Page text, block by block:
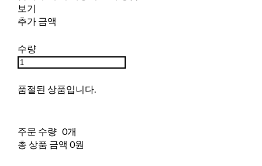
보기
추가 금액
수량
품절된 상품입니다.
주문 수량 0개
총 상품 금액 0원